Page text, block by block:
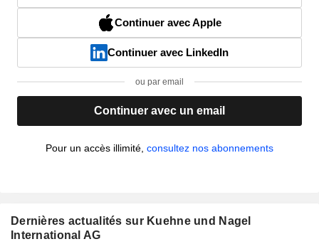
Continuer avec Apple
Continuer avec LinkedIn
ou par email
Continuer avec un email
Pour un accès illimité, consultez nos abonnements
Dernières actualités sur Kuehne und Nagel
International AG